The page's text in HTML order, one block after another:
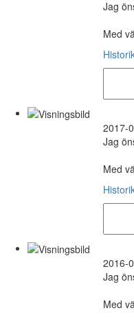
Jag
Med
2017-
Jag
Med
2016-
Jag
Med